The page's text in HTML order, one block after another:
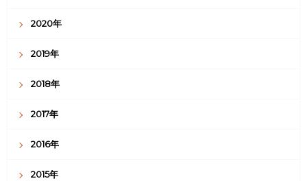
2020年
2019年
2018年
2017年
2016年
2015年